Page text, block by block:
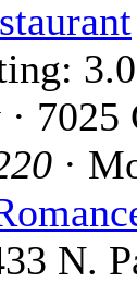
7025
·
N.